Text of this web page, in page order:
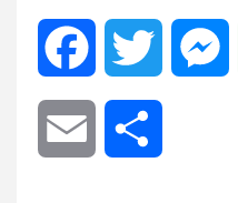
Facebook Twitter
Email